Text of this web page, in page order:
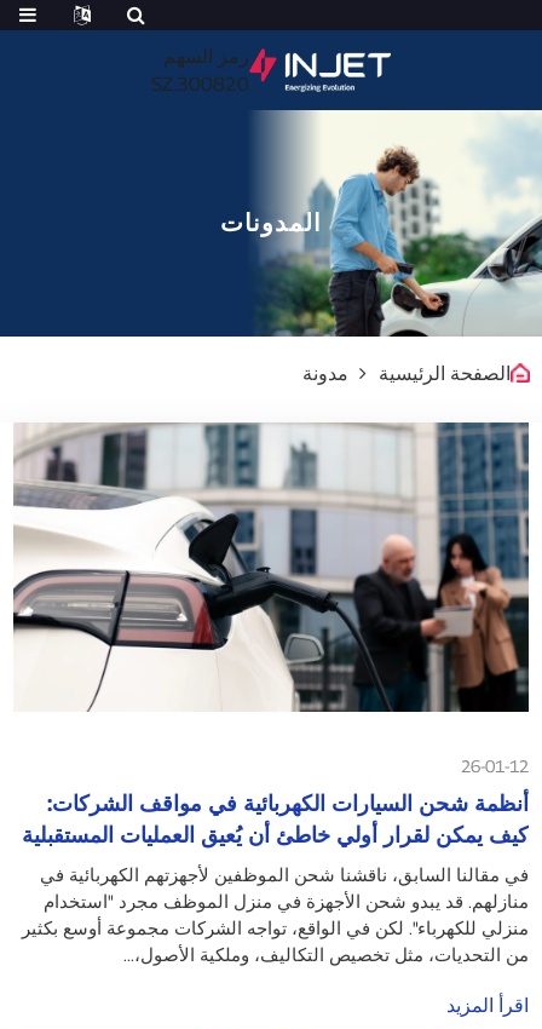
رمز السهم
300820.SZ
المدونات
الصفحة الرئيسية مدونة
26-01-12
أنظمة شحن السيارات الكهربائية في مواقف الشركات:
كيف يمكن لقرار أولي خاطئ أن يُعيق العمليات المستقبلية
في مقالنا السابق، ناقشنا شحن الموظفين لأجهزتهم الكهربائية في
منازلهم. قد يبدو شحن الأجهزة في منزل الموظف مجرد "استخدام
منزلي للكهرباء". لكن في الواقع، تواجه الشركات مجموعة أوسع بكثير
من التحديات، مثل تخصيص التكاليف، وملكية الأصول،...
اقرأ المزيد